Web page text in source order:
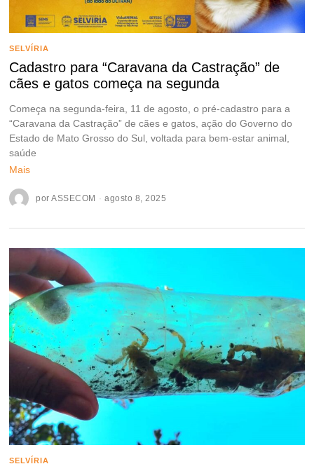
SELVÍRIA
Cadastro para “Caravana da Castração” de
cães e gatos começa na segunda
Começa na segunda-feira, 11 de agosto, o pré-cadastro para a
“Caravana da Castração” de cães e gatos, ação do Governo do
Estado de Mato Grosso do Sul, voltada para bem-estar animal,
saúde
Mais
porASSECOM agosto 8, 2025
SELVÍRIA